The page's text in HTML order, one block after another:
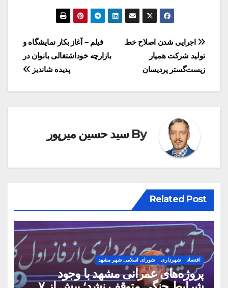
راهبری
نوشته
فیلم – آغاز بکار نمایشگاه و
بازارچه خوداشتغالی بانوان در
پدیده شاندیز
اجرایی شدن اصلاح خط
تولید شرکت همیار
زیست‌گستر پردیسان
By سید حسین میرپور
Related Post
اقتصاد شهرداری شورای اسلامی شهر مشهد
پروژه‌های عمرانی مشهد با وجود